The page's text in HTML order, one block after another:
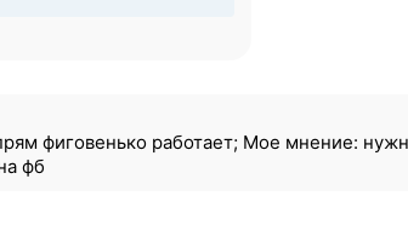
фиговенько работает; Мое мнение:
фб